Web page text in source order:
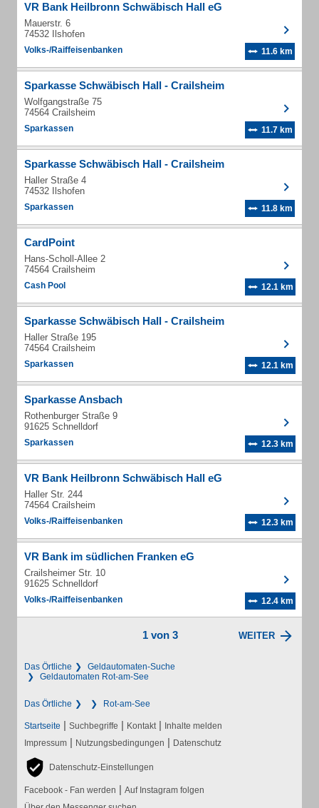
VR Bank Heilbronn Schwäbisch Hall eG
Mauerstr. 6
74532 Ilshofen
Volks-/Raiffeisenbanken 11.6 km
Sparkasse Schwäbisch Hall - Crailsheim
Wolfgangstraße 75
74564 Crailsheim
Sparkassen 11.7 km
Sparkasse Schwäbisch Hall - Crailsheim
Haller Straße 4
74532 Ilshofen
Sparkassen 11.8 km
CardPoint
Hans-Scholl-Allee 2
74564 Crailsheim
Cash Pool 12.1 km
Sparkasse Schwäbisch Hall - Crailsheim
Haller Straße 195
74564 Crailsheim
Sparkassen 12.1 km
Sparkasse Ansbach
Rothenburger Straße 9
91625 Schnelldorf
Sparkassen 12.3 km
VR Bank Heilbronn Schwäbisch Hall eG
Haller Str. 244
74564 Crailsheim
Volks-/Raiffeisenbanken 12.3 km
VR Bank im südlichen Franken eG
Crailsheimer Str. 10
91625 Schnelldorf
Volks-/Raiffeisenbanken 12.4 km
1 von 3 WEITER
Das Örtliche
Geldautomaten-Suche
Geldautomaten Rot-am-See
Das Örtliche Rot-am-See
Startseite | Suchbegriffe | Kontakt | Inhalte melden
Impressum | Nutzungsbedingungen | Datenschutz
Datenschutz-Einstellungen
Facebook - Fan werden | Auf Instagram folgen